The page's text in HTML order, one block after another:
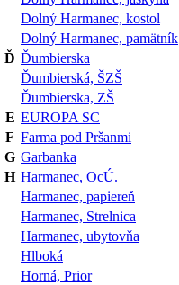
Dolný Harmanec, kostol
Dolný Harmanec, pamätník
Ď Ďumbierska
Ďumbierská, ŠZŠ
Ďumbierska, ZŠ
E EUROPA SC
F Farma pod Pršanmi
G Garbanka
H Harmanec, OcÚ.
Harmanec, papiereň
Harmanec, Strelnica
Harmanec, ubytovňa
Hlboká
Horná, Prior